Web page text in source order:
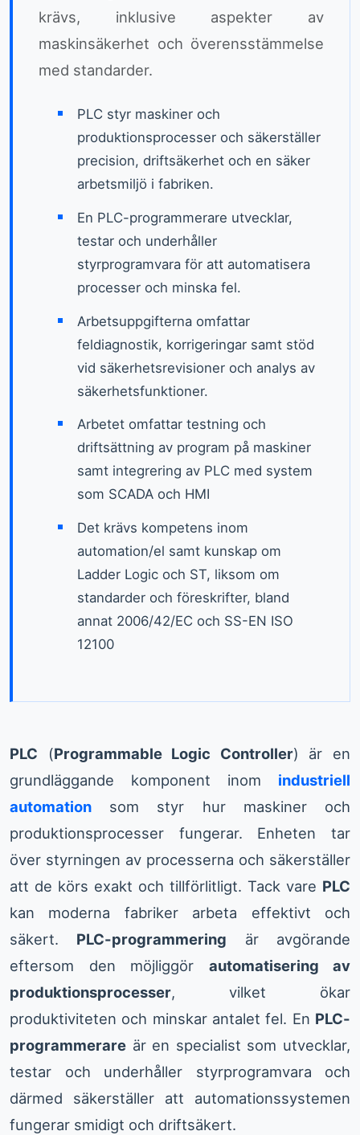
krävs, inklusive aspekter av
maskinsäkerhet och överensstämmelse
med standarder.
PLC styr maskiner och
produktionsprocesser och säkerställer
precision, driftsäkerhet och en säker
arbetsmiljö i fabriken.
En PLC-programmerare utvecklar,
testar och underhåller
styrprogramvara för att automatisera
processer och minska fel.
Arbetsuppgifterna omfattar
feldiagnostik, korrigeringar samt stöd
vid säkerhetsrevisioner och analys av
säkerhetsfunktioner.
Arbetet omfattar testning och
driftsättning av program på maskiner
samt integrering av PLC med system
som SCADA och HMI
Det krävs kompetens inom
automation/el samt kunskap om
Ladder Logic och ST, liksom om
standarder och föreskrifter, bland
annat 2006/42/EC och SS-EN ISO
12100
PLC (Programmable Logic Controller) är en
grundläggande komponent inom industriell
automation som styr hur maskiner och
produktionsprocesser fungerar. Enheten tar
över styrningen av processerna och säkerställer
att de körs exakt och tillförlitligt. Tack vare PLC
kan moderna fabriker arbeta effektivt och
säkert. PLC-programmering är avgörande
eftersom den möjliggör automatisering av
produktionsprocesser, vilket ökar
produktiviteten och minskar antalet fel. En PLC-
programmerare är en specialist som utvecklar,
testar och underhåller styrprogramvara och
därmed säkerställer att automationssystemen
fungerar smidigt och driftsäkert.